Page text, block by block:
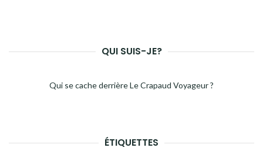
QUI SUIS-JE?
Qui se cache derrière Le Crapaud Voyageur ?
ÉTIQUETTES